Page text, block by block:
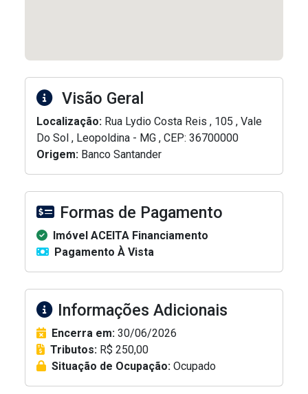
Visão Geral
Localização: Rua Lydio Costa Reis , 105 , Vale
Do Sol , Leopoldina - MG , CEP: 36700000
Origem: Banco Santander
Formas de Pagamento
Imóvel ACEITA Financiamento
Pagamento À Vista
Informações Adicionais
Encerra em: 30/06/2026
Tributos: R$ 250,00
Situação de Ocupação: Ocupado